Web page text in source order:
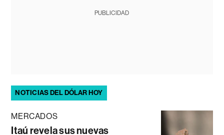
PUBLICIDAD
NOTICIAS DEL DÓLAR HOY
MERCADOS
Itaú revela sus nuevas